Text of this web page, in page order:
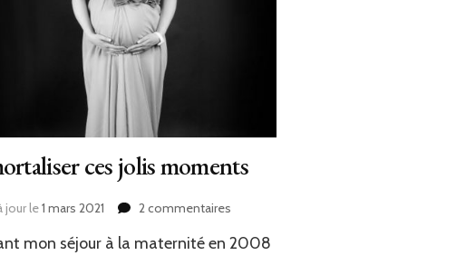
ces jolis moments
jour le1 mars 2021 2 commentairessur
ces
mon séjour à la maternité en 2008